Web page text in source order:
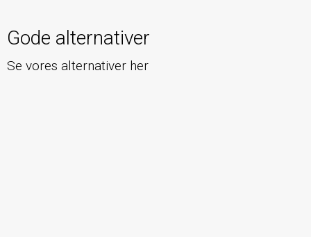
Gode alternativer
Se vores alternativer her